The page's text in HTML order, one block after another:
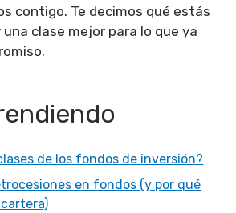
contigo. Te decimos qué estás
clase mejor para lo que ya
de los fondos de inversión?
en fondos (y por qué